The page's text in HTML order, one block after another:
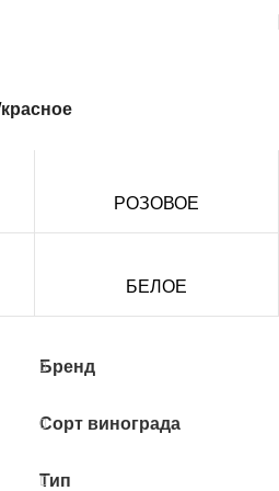
красное
РОЗОВОЕ
БЕЛОЕ
Бренд
Сорт винограда
Тип